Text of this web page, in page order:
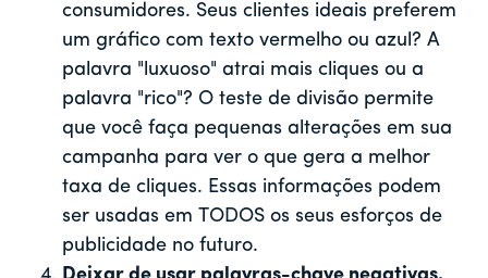
consumidores. Seus clientes ideais preferem
um gráfico com texto vermelho ou azul? A
palavra "luxuoso" atrai mais cliques ou a
palavra "rico"? O teste de divisão permite
que você faça pequenas alterações em sua
campanha para ver o que gera a melhor
taxa de cliques. Essas informações podem
ser usadas em TODOS os seus esforços de
publicidade no futuro.